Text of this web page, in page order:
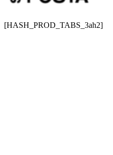
[HASH_PROD_TABS_3ah2]